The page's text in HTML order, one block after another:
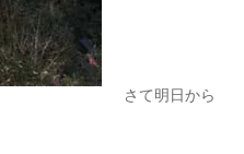
さて明日から